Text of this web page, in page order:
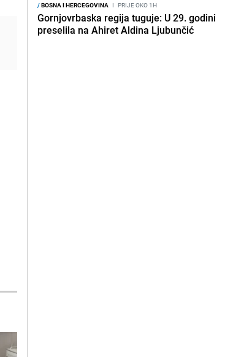
/BOSNA I HERCEGOVINA I PRIJE OKO 1H
Gornjovrbaska regija tuguje: U 29. godini
preselila na Ahiret Aldina Ljubunčić